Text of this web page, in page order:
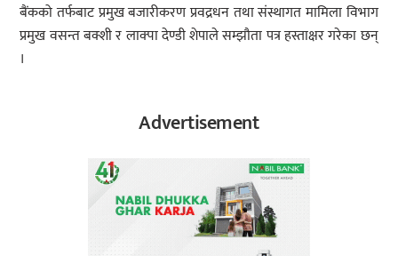
बैंकको तर्फबाट प्रमुख बजारीकरण प्रवद्रधन तथा संस्थागत मामिला विभाग
प्रमुख वसन्त बक्शी र लाक्पा देण्डी शेपाले सम्झौता पत्र हस्ताक्षर गरेका छन्
।
Advertisement